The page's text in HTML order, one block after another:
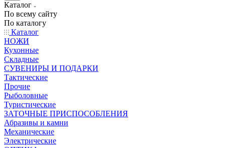
Каталог
По всему сайту
По каталогу
Каталог
НОЖИ
Кухонные
Складные
СУВЕНИРЫ И ПОДАРКИ
Тактические
Прочие
Рыболовные
Туристические
ЗАТОЧНЫЕ ПРИСПОСОБЛЕНИЯ
Абразивы и камни
Механические
Электрические